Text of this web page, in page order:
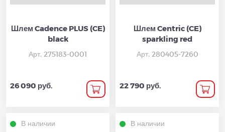
Шлем Cadence PLUS (CE)
black
Арт. 275183-0001
26 090 руб.
Шлем Centric (CE)
sparkling red
Арт. 280405-7260
22 790 руб.
В наличии В наличии